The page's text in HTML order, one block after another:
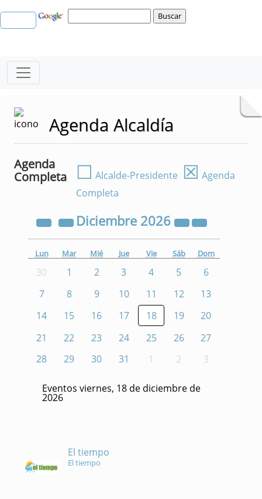
Agenda Alcaldía
Agenda
Completa
☐ Alcalde-Presidente ☒ Agenda
Completa
Diciembre 2026
Lun Mar Mié Jue Vie Sáb Dom
30 1 2 3 4 5
6
7
8 9 10 11 12
13
14
15 16 17 18 19
20
21
22 23 24 25 26
27
28
29 30 31 1 2 3
Eventos viernes, 18 de diciembre de
2026
El tiempo
El tiempo